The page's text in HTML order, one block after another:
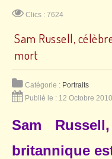
Clics : 7624
Sam Russell,
mort
Catégorie : Portraits
Publié le : 12 Octobre 2010
Sam
britannique